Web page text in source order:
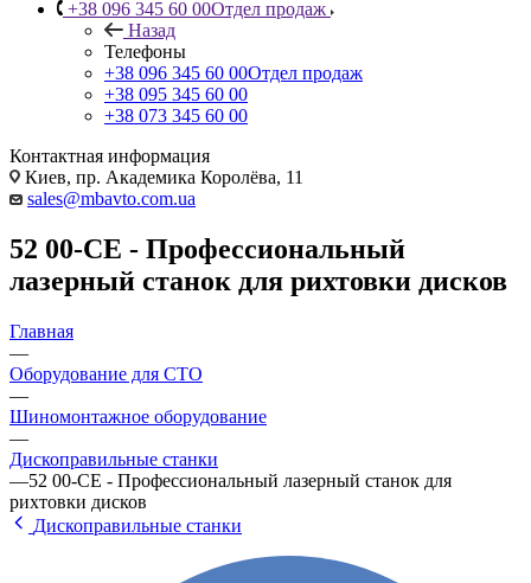
+38 096 345 60 00Отдел продаж
Назад
Телефоны
+38 096 345 60 00Отдел продаж
+38 095 345 60 00
+38 073 345 60 00
Контактная информация
Киев, пр. Академика Королёва, 11
sales@mbavto.com.ua
52 00-CE - Профессиональный
лазерный станок для рихтовки дисков
Главная
—
Оборудование для СТО
—
Шиномонтажное оборудование
—
Дископравильные станки
—52 00-CE - Профессиональный лазерный станок для
рихтовки дисков
Дископравильные станки